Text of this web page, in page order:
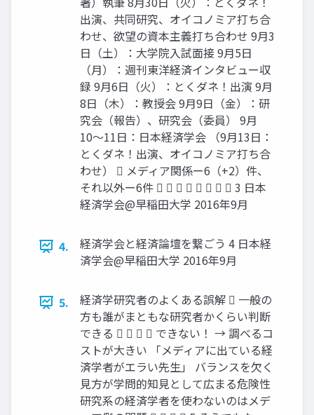
出演、共同研究、オイコノミア打ち合
わせ、欲望の資本主義打ち合わせ 9月3
日（土）：大学院入試面接 9月5日
（月）：週刊東洋経済インタビュー収
録 9月6日（火）：とくダネ！出演 9月
8日（木）：教授会 9月9日（金）：研
究会（報告）、研究会（委員） 9月
10〜11日：日本経済学会 （9月13日：
とくダネ！出演、オイコノミア打ち合
わせ）  メディア関係ー6（+2）件、
それ以外ー6件         3 日本
経済学会@早稲田大学 2016年9月
4.
経済学会と経済論壇を繋ごう 4 日本経
済学会@早稲田大学 2016年9月
5.
経済学研究者のよくある誤解  一般の
方も誰がまともな研究者かくらい判断
できる     できない！ → 調べるコ
ストが大きい 「メディアに出ている経
済学者がエラい先生」 バランスを欠く
見方が学問的知見として広まる危険性
研究系の経済学者を使わないのはメデ